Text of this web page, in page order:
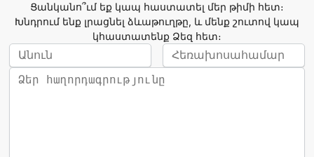
Ցանկանո՞ւմ եք կապ հաստատել մեր թիմի հետ։
Խնդրում ենք լրացնել ձևաթուղթը, և մենք շուտով կապ
կհաստատենք Ձեզ հետ։